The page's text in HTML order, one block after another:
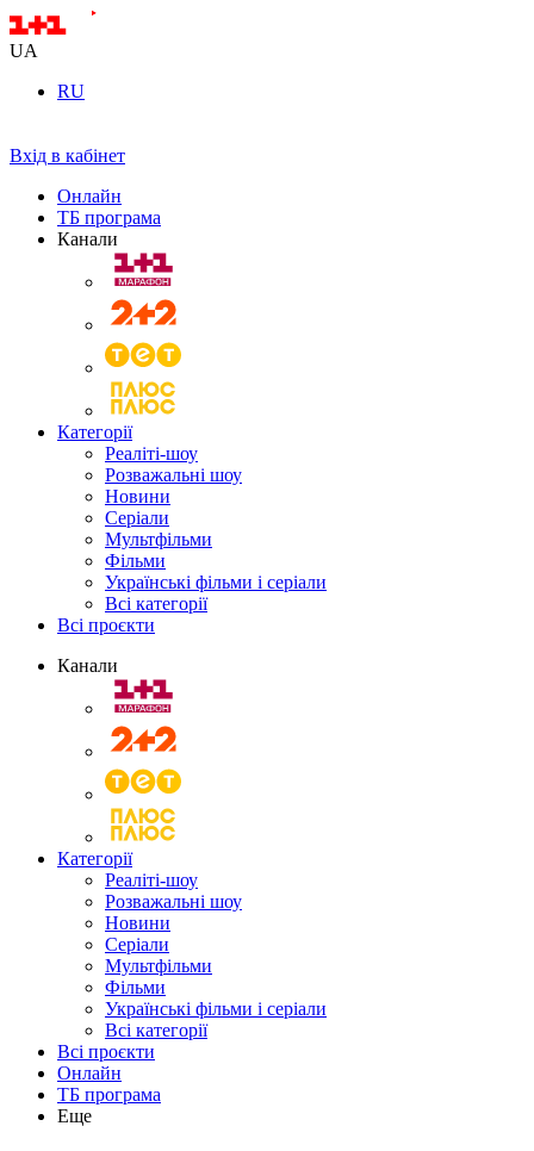
UA
RU
Вхід в кабінет
Онлайн
ТБ програма
Канали
Категорії
Реаліті-шоу
Розважальні шоу
Новини
Серіали
Мультфільми
Фільми
Українські фільми і серіали
Всі категорії
Всі проєкти
Канали
Категорії
Реаліті-шоу
Розважальні шоу
Новини
Серіали
Мультфільми
Фільми
Українські фільми і серіали
Всі категорії
Всі проєкти
Онлайн
ТБ програма
Еще